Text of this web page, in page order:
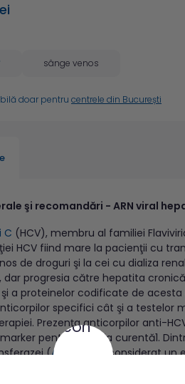
sânge venos
doar pentru centrele din București
şi recomandări - ARN viral
C (HCV), membru al familiei
HCV fiind mare la pacienţii cu
de droguri şi la cei cu dializa
progresia către hepatita
şi a proteinelor codificate de
specifici cât şi a testelor
Prezenţa anticorpilor anti-
pentru infecţia curentă1.
(ALT
) a fost considerat
de a iniţia terapia antivirală. Cu